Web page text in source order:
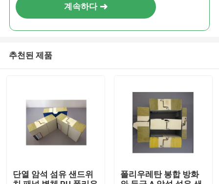
계속하다
추천된 제품
단열 암석 섬유 샌드위
폴리우레탄 봉합 방화